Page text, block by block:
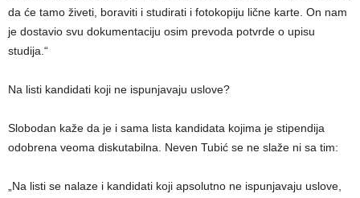
da će tamo živeti, boraviti i studirati i fotokopiju lične karte. On nam
je dostavio svu dokumentaciju osim prevoda potvrde o upisu
studija.“
Na listi kandidati koji ne ispunjavaju uslove?
Slobodan kaže da je i sama lista kandidata kojima je stipendija
odobrena veoma diskutabilna. Neven Tubić se ne slaže ni sa tim:
„Na listi se nalaze i kandidati koji apsolutno ne ispunjavaju uslove,